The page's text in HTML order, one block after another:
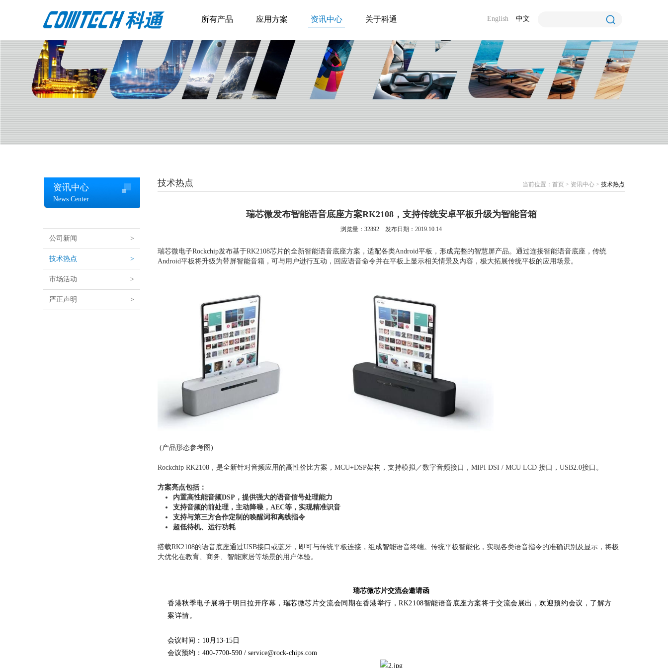
所有产品 应用方案 资讯中心 关于科通 English 中文
资讯中心
News Center
公司新闻 >
技术热点 >
市场活动 >
严正声明 >
技术热点 当前位置： 首页 > 资讯中心 > 技术热点
瑞芯微发布智能语音底座方案RK2108，支持传统安卓平板升级为智能音箱
浏览量： 32892 发布日期：2019.10.14
瑞芯微电子Rockchip发布基于RK2108芯片的全新智能语音底座方案，适配各类Android平板，形成完整的智慧屏产品。通过连接智能语音底座，传统
Android平板将升级为带屏智能音箱，可与用户进行互动，回应语音命令并在平板上显示相关情景及内容，极大拓展传统平板的应用场景。
(产品形态参考图)
Rockchip RK2108，是全新针对音频应用的高性价比方案，MCU+DSP架构，支持模拟／数字音频接口，MIPI DSI / MCU LCD 接口，USB2.0接口。
方案亮点包括：
内置高性能音频DSP，提供强大的语音信号处理能力
支持音频的前处理，主动降噪，AEC等，实现精准识音
支持与第三方合作定制的唤醒词和离线指令
超低待机、运行功耗
搭载RK2108的语音底座通过USB接口或蓝牙，即可与传统平板连接，组成智能语音终端。传统平板智能化，实现各类语音指令的准确识别及显示，将极
大优化在教育、商务、智能家居等场景的用户体验。
瑞芯微芯片交流会邀请函
香港秋季电子展将于明日拉开序幕，瑞芯微芯片交流会同期在香港举行，RK2108智能语音底座方案将于交流会展出，欢迎预约会议，了解方
案详情。
会议时间：10月13-15日
会议预约：400-7700-590 / service@rock-chips.com